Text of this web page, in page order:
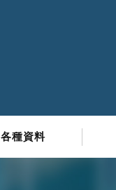
各種資料